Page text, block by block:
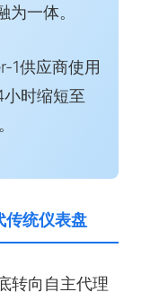
一体。
1供应商使用
时缩短至
统仪表盘
转向自主代理